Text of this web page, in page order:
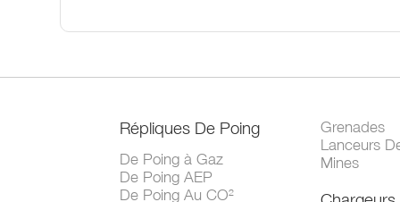
Répliques De Poing
De Poing à Gaz
De Poing AEP
De Poing Au CO²
Grenades
Lanceurs
Mines